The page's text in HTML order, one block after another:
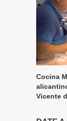
Cocina
Vicente